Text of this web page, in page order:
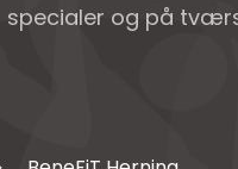
specialer og på